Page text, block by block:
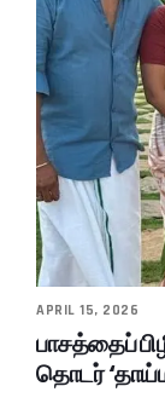
APRIL 15, 2026
பாசத்தைப்
தொடர்